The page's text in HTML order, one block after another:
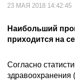
23 МАЯ 2018 14:42:45
Наибольший
приходится на
Согласно
здравоохранения (